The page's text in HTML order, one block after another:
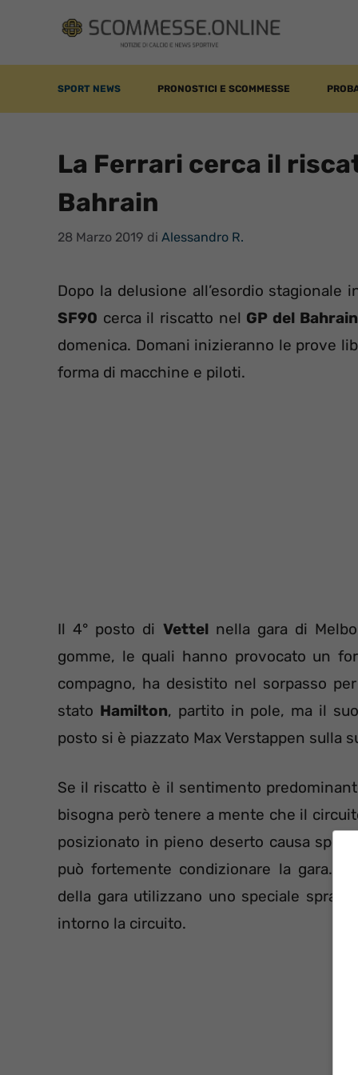
contenuto
SPORT NEWS PRONOSTICI E SCOMMESSE
La Ferrari cerca il
Bahrain
28 Marzo 2019 di Alessandro R.
Dopo la delusione all’esordio
SF90 cerca il riscatto nel GP del Bahrain
domenica. Domani inizieranno le prove
forma di macchine e piloti.
Il 4° posto di Vettelnella gara di
gomme, le quali hanno provocato un
compagno, ha desistito nel sorpasso
stato Hamilton, partito in pole, ma il
posto si è piazzato Max Verstappen sulla
Se il riscatto è il sentimento
bisogna però tenere a mente che il
posizionato in pieno deserto causa
può fortemente condizionare la gara.
della gara utilizzano uno speciale spray
intorno la circuito.